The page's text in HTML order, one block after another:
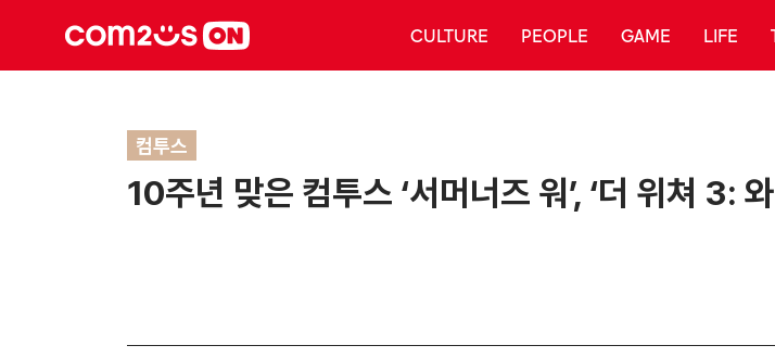
CULTURE PEOPLE GAME LIFE
컴투스
10주년 맞은 컴투스 ‘서머너즈 워’, ‘더 위쳐 3: